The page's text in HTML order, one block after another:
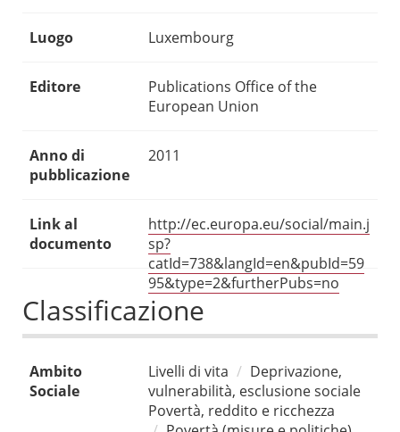
Luogo Luxembourg
Editore
Publications Office of the
European Union
Anno di
pubblicazione
2011
Link al
documento
http://ec.europa.eu/social/main.j
sp?
catId=738&langId=en&pubId=59
95&type=2&furtherPubs=no
Classificazione
Ambito
Sociale
Livelli di vita
Deprivazione,
vulnerabilità, esclusione sociale
Povertà, reddito e ricchezza